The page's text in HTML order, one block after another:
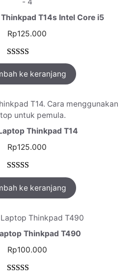
T14s Intel Core i5
Rp125.000
Peringkat
5.00dari 5
berdasarkan
1
penilaian
pelanggan
ke keranjang
Thinkpad T14
Rp125.000
Peringkat
5.00dari 5
berdasarkan
1
penilaian
ke keranjang
Thinkpad T490
Rp100.000